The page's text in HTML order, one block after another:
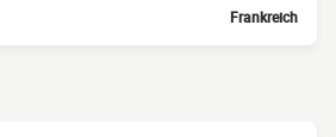
Frankreich